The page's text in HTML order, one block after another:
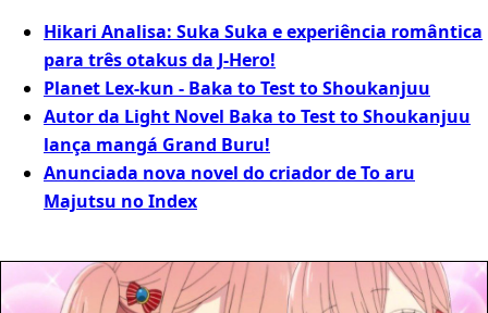
Hikari Analisa: Suka Suka e experiência romântica
para três otakus da J-Hero!
Planet Lex-kun - Baka to Test to Shoukanjuu
Autor da Light Novel Baka to Test to Shoukanjuu
lança mangá Grand Buru!
Anunciada nova novel do criador de To aru
Majutsu no Index